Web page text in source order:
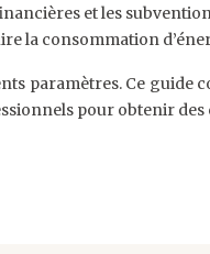
et les
la consommation
paramètres. Ce
pour obtenir